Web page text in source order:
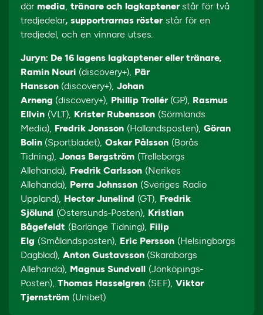
där media, tränare och lagkaptener står för två
tredjedelar, supportrarnas rösterstår för en
tredjedel, och en vinnare utses.
Juryn: De 16 lagens lagkaptener eller tränare,
Ramin Nouri (discovery+), Pär
Hansson (discovery+), Johan
Arneng (discovery+), Phillip Trollér (GP), Rasmus
Ellvin (VLT), Krister Rubensson (Sörmlands
Media), Fredrik Jonsson (Hallandsposten), Göran
Bolin (Sportbladet), Oskar Pålsson (Borås
Tidning), Jonas Bergström (Trelleborgs
Allehanda), Fredrik Carlsson (Nerikes
Allehanda), Perra Johnsson (Sveriges Radio
Uppland), Hector Junelind (GT), Fredrik
Sjölund (Östersunds-Posten), Kristian
Bågefeldt (Borlänge Tidning), Filip
Elg (Smålandsposten), Eric Persson (Helsingborgs
Dagblad), Anton Gustavsson (Skaraborgs
Allehanda), Magnus Sundvall (Jönköpings-
Posten), Thomas Hasselgren (SEF), Viktor
Tjernström (Unibet)